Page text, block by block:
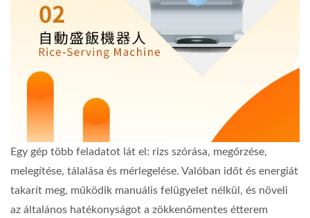
Egy gép több feladatot lát el: rizs szórása, megőrzése,
melegítése, tálalása és mérlegelése. Valóban időt és energiát
takarít meg, működik manuális felügyelet nélkül, és növeli
az általános hatékonyságot a zökkenőmentes étterem